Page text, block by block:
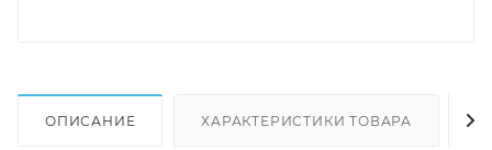
ОПИСАНИЕ ХАРАКТЕРИСТИКИ ТОВАРА